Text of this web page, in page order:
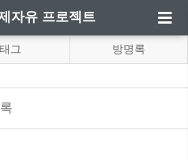
자유 프로젝트
태그 방명록